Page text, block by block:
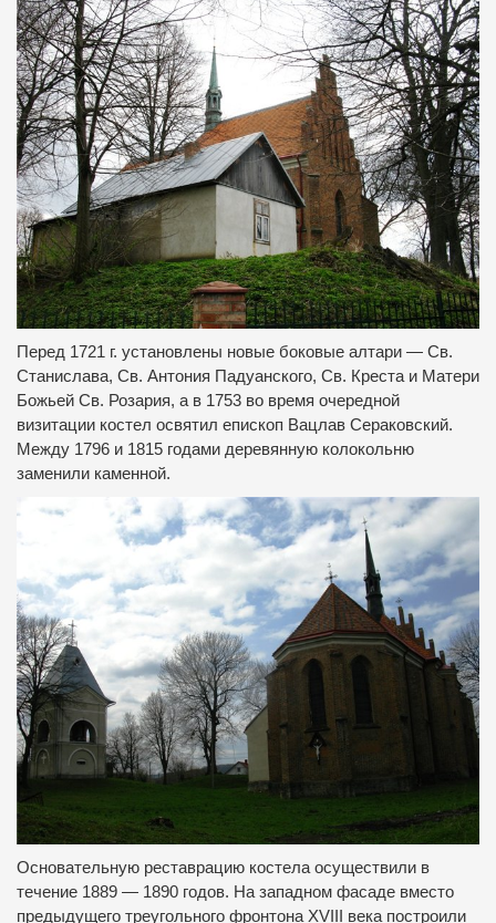
Перед 1721 г. установлены новые боковые алтари — Св.
Станислава, Св. Антония Падуанского, Св. Креста и Матери
Божьей Св. Розария, а в 1753 во время очередной
визитации костел освятил епископ Вацлав Сераковский.
Между 1796 и 1815 годами деревянную колокольню
заменили каменной.
Основательную реставрацию костела осуществили в
течение 1889 — 1890 годов. На западном фасаде вместо
предыдущего треугольного фронтона XVIII века построили